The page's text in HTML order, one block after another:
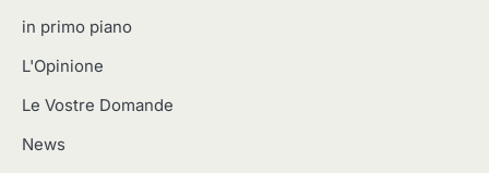
in primo piano
L'Opinione
Le Vostre Domande
News